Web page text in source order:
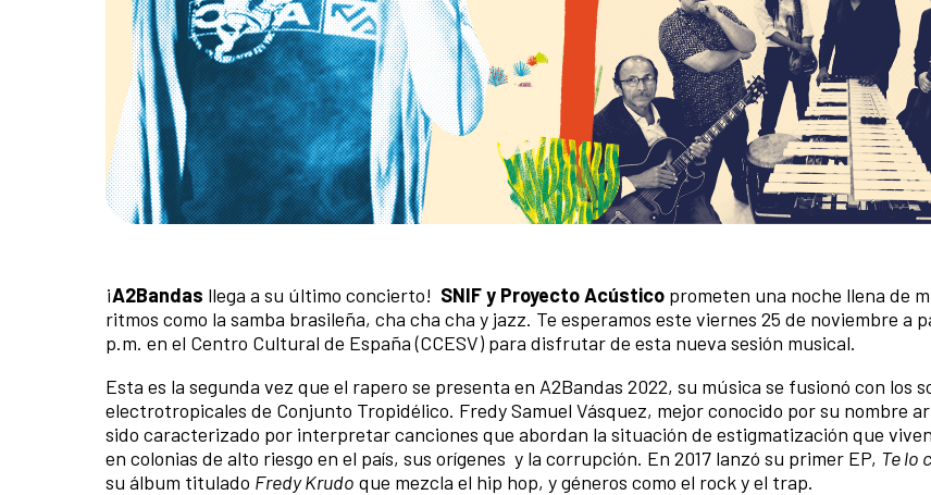
¡A2Bandas llega a su último concierto! SNIF y Proyecto Acústico prometen una noche llena de
ritmos como la samba brasileña, cha cha cha y jazz. Te esperamos este viernes 25 de noviembre a
p.m. en el Centro Cultural de España (CCESV) para disfrutar de esta nueva sesión musical.
Esta es la segunda vez que el rapero se presenta en A2Bandas 2022, su música se fusionó con los
electrotropicales de Conjunto Tropidélico. Fredy Samuel Vásquez, mejor conocido por su nombre
sido caracterizado por interpretar canciones que abordan la situación de estigmatización que
en colonias de alto riesgo en el país, sus orígenes y la corrupción. En 2017 lanzó su primer EP, Te lo
su álbum titulado Fredy Krudo que mezcla el hip hop, y géneros como el rock y el trap.